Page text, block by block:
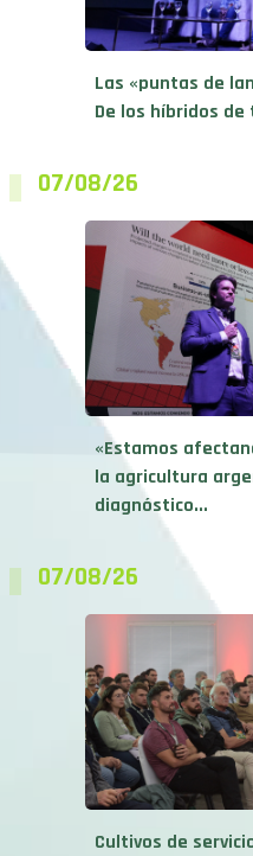
Las «puntas de
De los híbridos de
07/08/26
«Estamos
la agricultura
diagnóstico...
07/08/26
Cultivos de